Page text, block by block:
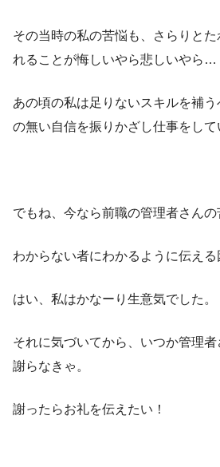
その当時の私の苦悩も、さらりと
れることが悔しいやら悲しいやら…
あの頃の私は足りないスキルを補
の無い自信を振りかざし仕事をして
でもね、今なら前職の管理者さんの
わからない者にわかるように伝える
はい、私はかなーり生意気でした。
それに気づいてから、いつか管理
謝らなきゃ。
謝ったらお礼を伝えたい！